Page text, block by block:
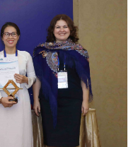
dùng trong nước và